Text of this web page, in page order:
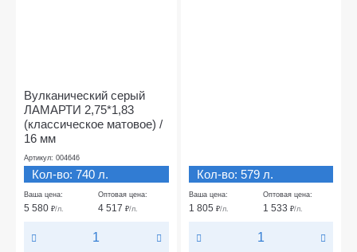
Вулканический серый
ЛАМАРТИ 2,75*1,83
(классическое матовое) /
16 мм
Артикул: 004646
Кол-во: 740 л.
Ваша цена:
5 580 ₽/л.
Оптовая цена:
4 517₽/л.
Кол-во: 579 л.
Ваша цена:
1 805 ₽/л.
Оптовая цена:
1 533 ₽/л.